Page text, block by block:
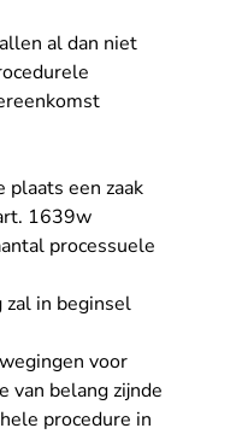
al dan niet
een zaak
1639w
processuele
zal in beginsel
voor
van belang zijnde
procedure in